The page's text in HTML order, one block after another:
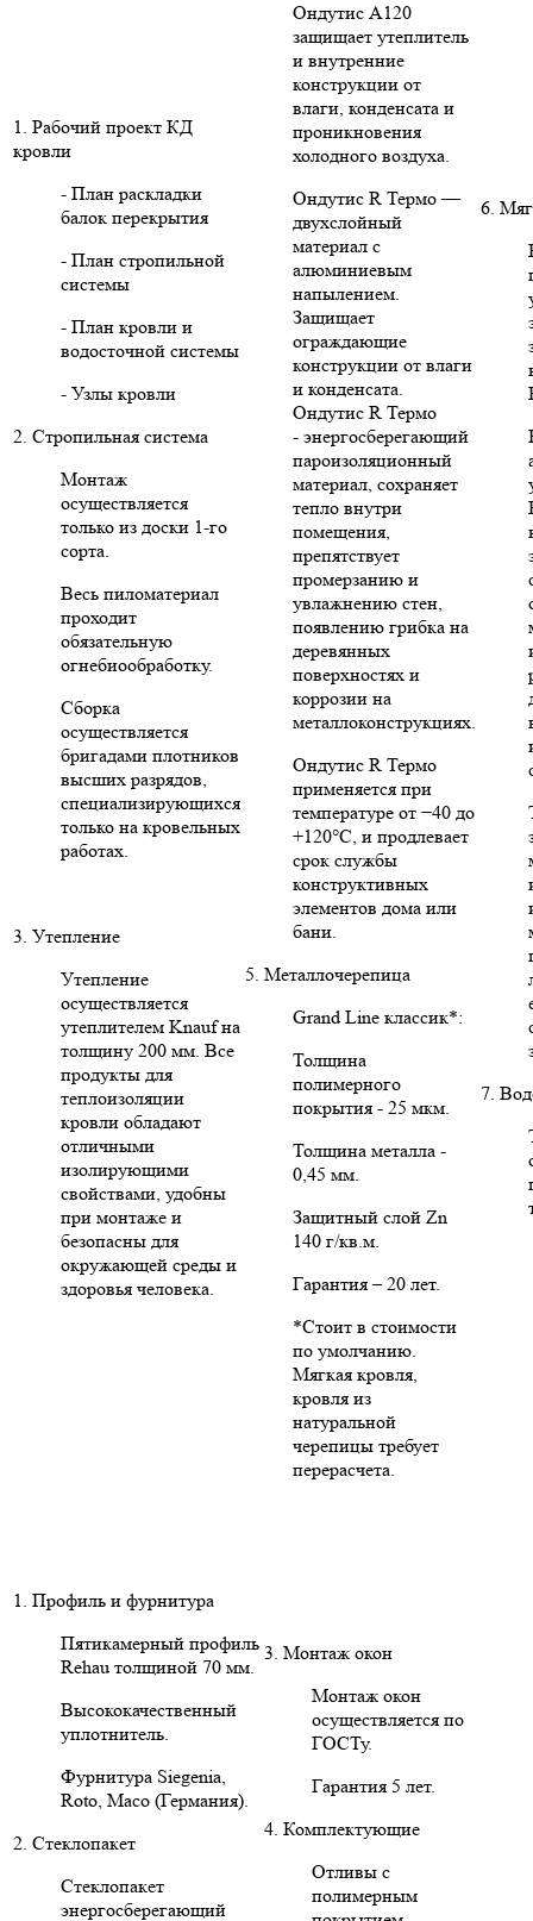
1. Рабочий проект КД
кровли
- План раскладки
балок перекрытия
- План стропильной
системы
- План кровли и
водосточной системы
- Узлы кровли
2. Стропильная система
Монтаж
осуществляется
только из доски 1-го
сорта.
Весь пиломатериал
проходит
обязательную
огнебиообработку.
Сборка
осуществляется
бригадами плотников
высших разрядов,
специализирующихся
только на кровельных
работах.
3. Утепление
Утепление
осуществляется
утеплителем Knauf на
толщину 200 мм. Все
продукты для
теплоизоляции
кровли обладают
отличными
изолирующими
свойствами, удобны
при монтаже и
безопасны для
окружающей среды и
здоровья человека.
Ондутис А120
защищает утеплитель
и внутренние
конструкции от
влаги, конденсата и
проникновения
холодного воздуха.
Ондутис R Термо —
двухслойный
материал с
алюминиевым
напылением.
Защищает
ограждающие
конструкции от влаги
и конденсата.
Ондутис R Термо
- энергосберегающий
пароизоляционный
материал, сохраняет
тепло внутри
помещения,
препятствует
промерзанию и
увлажнению стен,
появлению грибка на
деревянных
поверхностях и
коррозии на
металлоконструкциях.
Ондутис R Термо
применяется при
температуре от −40 до
+120°C, и продлевает
срок службы
конструктивных
элементов дома или
бани.
5. Металлочерепица
Grand Line классик*:
Толщина
полимерного
покрытия - 25 мкм.
Толщина металла -
0,45 мм.
Защитный слой Zn
140 г/кв.м.
Гарантия – 20 лет.
*Стоит в стоимости
по умолчанию.
Мягкая кровля,
кровля из
натуральной
черепицы требует
перерасчета.
6.
7.
1. Профиль и фурнитура
Пятикамерный профиль
Rehau толщиной 70 мм.
Высококачественный
уплотнитель.
Фурнитура Siegenia,
Roto, Maco (Германия).
2. Стеклопакет
Стеклопакет
энергосберегающий
3. Монтаж окон
Монтаж окон
осуществляется по
ГОСТу.
Гарантия 5 лет.
4. Комплектующие
Отливы с
полимерным